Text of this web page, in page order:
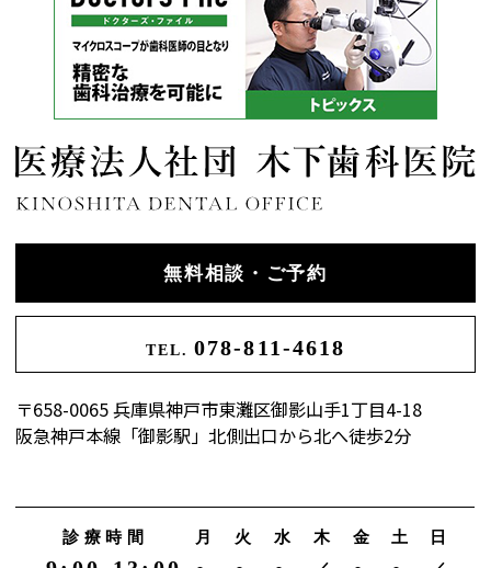
TEL. 078-811-4618
無料相談・ご予約
〒658-0065 兵庫県神戸市東灘区御影山手1丁目4-18
阪急神戸本線「御影駅」北側出口から北へ徒歩2分
診療時間 月 火 水 木 金 土 日